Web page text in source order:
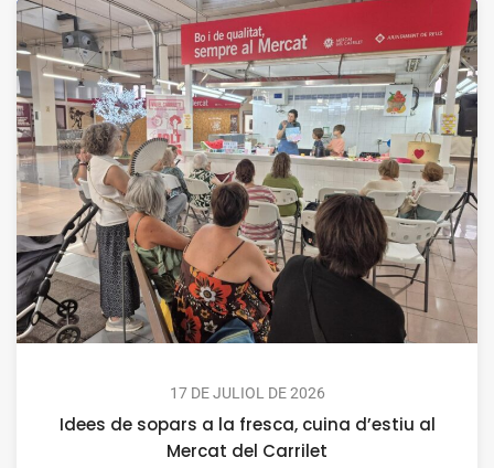
17 DE JULIOL DE 2026
Idees de sopars a la fresca, cuina d’estiu al
Mercat del Carrilet